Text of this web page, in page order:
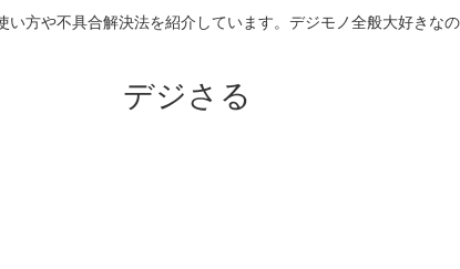
方や不具合解決法を紹介しています。デジモノ全般大好きな
デジさる